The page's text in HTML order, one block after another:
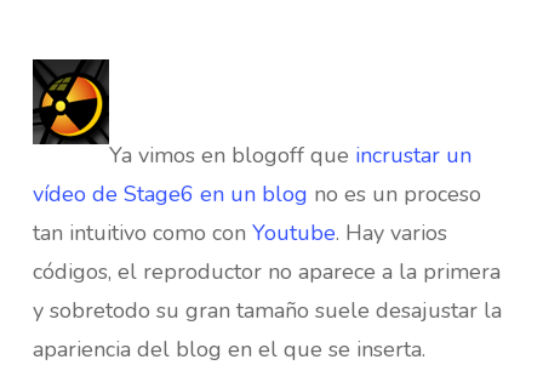
Ya vimos en blogoff que incrustar un
vídeo de Stage6 en un blog no es un proceso
tan intuitivo como con Youtube. Hay varios
códigos, el reproductor no aparece a la primera
y sobretodo su gran tamaño suele desajustar la
apariencia del blog en el que se inserta.